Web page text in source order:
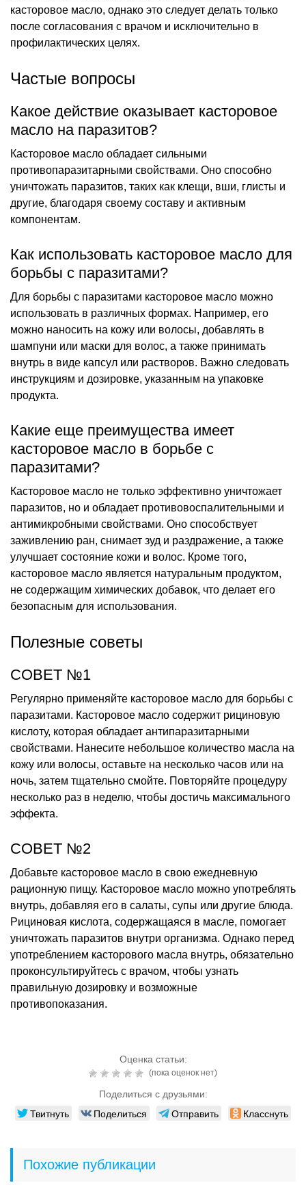
касторовое масло, однако это следует делать только
после согласования с врачом и исключительно в
профилактических целях.
Частые вопросы
Какое действие оказывает касторовое
масло на паразитов?
Касторовое масло обладает сильными
противопаразитарными свойствами. Оно способно
уничтожать паразитов, таких как клещи, вши, глисты и
другие, благодаря своему составу и активным
компонентам.
Как использовать касторовое масло для
борьбы с паразитами?
Для борьбы с паразитами касторовое масло можно
использовать в различных формах. Например, его
можно наносить на кожу или волосы, добавлять в
шампуни или маски для волос, а также принимать
внутрь в виде капсул или растворов. Важно следовать
инструкциям и дозировке, указанным на упаковке
продукта.
Какие еще преимущества имеет
касторовое масло в борьбе с
паразитами?
Касторовое масло не только эффективно уничтожает
паразитов, но и обладает противовоспалительными и
антимикробными свойствами. Оно способствует
заживлению ран, снимает зуд и раздражение, а также
улучшает состояние кожи и волос. Кроме того,
касторовое масло является натуральным продуктом,
не содержащим химических добавок, что делает его
безопасным для использования.
Полезные советы
СОВЕТ №1
Регулярно применяйте касторовое масло для борьбы с
паразитами. Касторовое масло содержит рициновую
кислоту, которая обладает антипаразитарными
свойствами. Нанесите небольшое количество масла на
кожу или волосы, оставьте на несколько часов или на
ночь, затем тщательно смойте. Повторяйте процедуру
несколько раз в неделю, чтобы достичь максимального
эффекта.
СОВЕТ №2
Добавьте касторовое масло в свою ежедневную
рационную пищу. Касторовое масло можно употреблять
внутрь, добавляя его в салаты, супы или другие блюда.
Рициновая кислота, содержащаяся в масле, помогает
уничтожать паразитов внутри организма. Однако перед
употреблением касторового масла внутрь, обязательно
проконсультируйтесь с врачом, чтобы узнать
правильную дозировку и возможные
противопоказания.
Оценка статьи:
(пока оценок нет)
Поделиться с друзьями:
Твитнуть Поделиться Отправить Класснуть
Похожие публикации